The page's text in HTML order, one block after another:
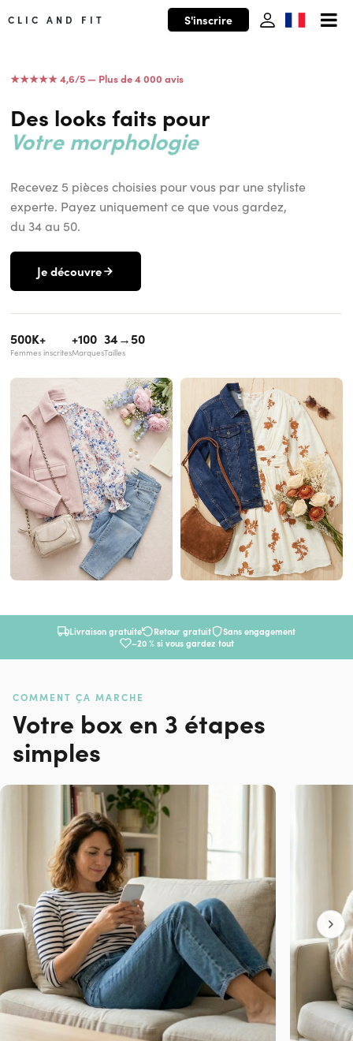
CLIC AND FIT S'inscrire
★★★★★ 4,6/5 — Plus de 4 000 avis
Des looks faits pour
Votre morphologie
Votre style
Vous !
Votre morphologie
Recevez 5 pièces choisies pour vous par une styliste
experte. Payez uniquement ce que vous gardez,
du 34 au 50.
Je découvre
500K+
Femmes inscrites
+100
Marques
34→50
Tailles
Livraison gratuite Retour gratuit
Sans engagement
–20 % si vous gardez tout
COMMENT ÇA MARCHE
Votre box en 3 étapes
simples